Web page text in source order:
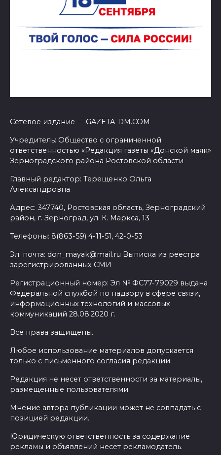
Сетевое издание — GAZETA-DM.COM
Учредитель: Общество с ограниченной
ответственностью «Редакция газеты «Донской маяк»
Зерноградского района Ростовской области
Главный редактор: Терещенко Ольга
Александровна
Адрес: 347740, Ростовская область, Зерноградский
район, г. Зерноград, ул. К. Маркса, 13
Телефоны: 8(863-59) 4-11-51, 42-0-53
Эл. почта: don_mayak@mail.ru Выписка из реестра
зарегистрированных СМИ
Регистрационный номер: Эл № ФС77-79029 выдана
Федеральной службой по надзору в сфере связи,
информационных технологий и массовых
коммуникаций 28.08.2020 г.
Все права защищены.
Любое использование материалов допускается
только с письменного согласия редакции
Редакция не несет ответственности за материалы,
размещенные пользователями.
Мнение автора публикации может не совпадать с
позицией редакции.
Юридическую ответственность за содержание
рекламы и объявлений несёт рекламодатель.